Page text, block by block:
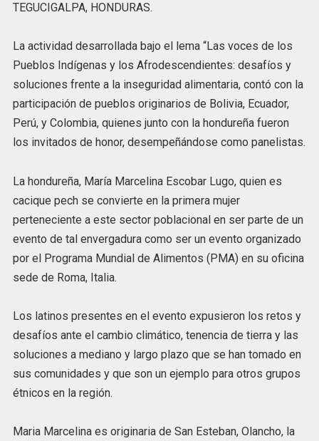
TEGUCIGALPA, HONDURAS.
La actividad desarrollada bajo el lema “Las voces de los
Pueblos Indígenas y los Afrodescendientes: desafíos y
soluciones frente a la inseguridad alimentaria, contó con la
participación de pueblos originarios de Bolivia, Ecuador,
Perú, y Colombia, quienes junto con la hondureña fueron
los invitados de honor, desempeñándose como panelistas.
La hondureña, María Marcelina Escobar Lugo, quien es
cacique pech se convierte en la primera mujer
perteneciente a este sector poblacional en ser parte de un
evento de tal envergadura como ser un evento organizado
por el Programa Mundial de Alimentos (PMA) en su oficina
sede de Roma, Italia.
Los latinos presentes en el evento expusieron los retos y
desafíos ante el cambio climático, tenencia de tierra y las
soluciones a mediano y largo plazo que se han tomado en
sus comunidades y que son un ejemplo para otros grupos
étnicos en la región.
Maria Marcelina es originaria de San Esteban, Olancho, la